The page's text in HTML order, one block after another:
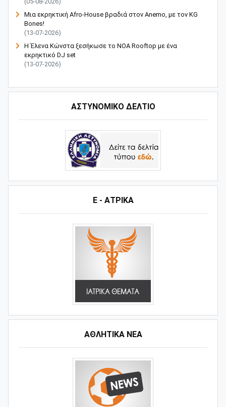
Μια εκρηκτική Afro-House βραδιά στον Anemo, με τον KG
Bones!
(13-07-2026)
Η Έλενα Κώνστα ξεσήκωσε το NOA Rooftop με ένα
εκρηκτικό DJ set
(13-07-2026)
ΑΣΤΥΝΟΜΙΚΟ ΔΕΛΤΙΟ
Ε - ΑΤΡΙΚΑ
ΑΘΛΗΤΙΚΆ ΝΈΑ